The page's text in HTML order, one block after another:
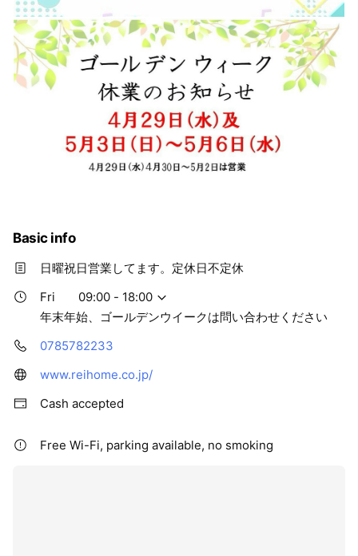
Basic info
日曜祝日営業してます。定休日不定休
Fri
09:00 - 18:00
年末年始、ゴールデンウイークは問い合わせください
0785782233
www.reihome.co.jp/
Cash accepted
Free Wi-Fi, parking available, no smoking